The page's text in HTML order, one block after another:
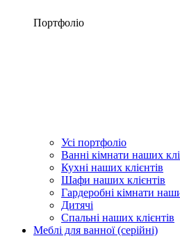
Портфоліо
Усі портфоліо
Ванні кімнати наших
Кухні наших клієнтів
Шафи наших клієнтів
Гардеробні кімнати
Дитячі
Спальні наших клієнтів
Меблі для ванної (серійні)